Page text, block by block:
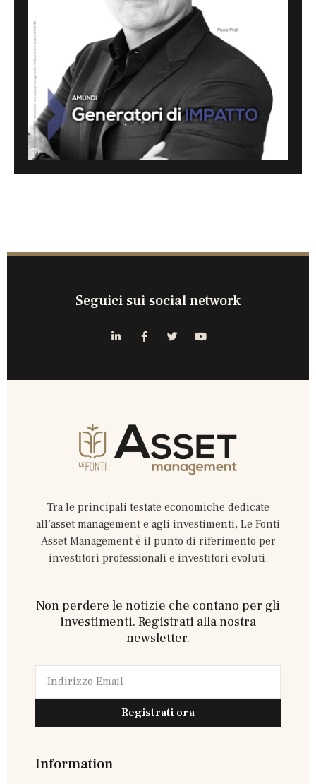
Seguici sui social network
Tra le principali testate economiche dedicate
all’asset management e agli investimenti, Le Fonti
Asset Management è il punto di riferimento per
investitori professionali e investitori evoluti.
Non perdere le notizie che contano per gli
investimenti. Registrati alla nostra
newsletter.
Registrati ora
Information